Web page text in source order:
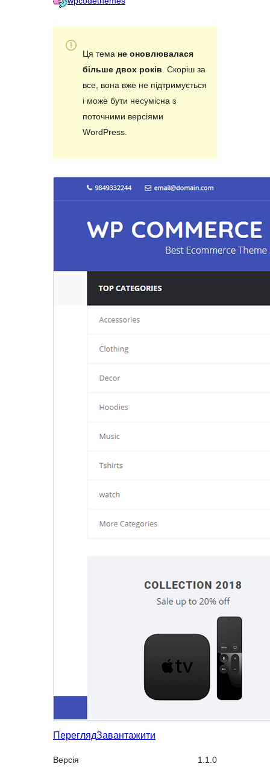
Ця тема не оновлювалася
більше двох років . Скоріш за
все, вона вже не підтримується
і може бути несумісна з
поточними версіями
WordPress.
ПереглядЗавантажити
Версія
1.1.0